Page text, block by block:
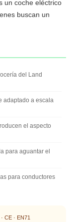
un coche eléctrico
buscan un
del Land
adaptado a escala
el aspecto
para aguantar el
para conductores
CE · EN71